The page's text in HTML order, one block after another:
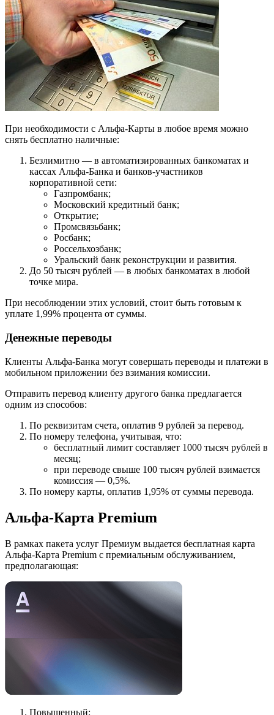
При необходимости с Альфа-Карты в любое время можно
снять бесплатно наличные:
Безлимитно — в автоматизированных банкоматах и
кассах Альфа-Банка и банков-участников
корпоративной сети:
Газпромбанк;
Московский кредитный банк;
Открытие;
Промсвязьбанк;
Росбанк;
Россельхозбанк;
Уральский банк реконструкции и развития.
До 50 тысяч рублей — в любых банкоматах в любой
точке мира.
При несоблюдении этих условий, стоит быть готовым к
уплате 1,99% процента от суммы.
Денежные переводы
Клиенты Альфа-Банка могут совершать переводы и платежи в
мобильном приложении без взимания комиссии.
Отправить перевод клиенту другого банка предлагается
одним из способов:
По реквизитам счета, оплатив 9 рублей за перевод.
По номеру телефона, учитывая, что:
бесплатный лимит составляет 1000 тысяч рублей в
месяц;
при переводе свыше 100 тысяч рублей взимается
комиссия — 0,5%.
По номеру карты, оплатив 1,95% от суммы перевода.
Альфа-Карта Premium
В рамках пакета услуг Премиум выдается бесплатная карта
Альфа-Карта Premium с премиальным обслуживанием,
предполагающая:
Повышенный: